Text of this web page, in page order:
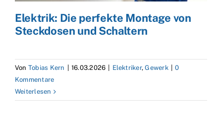
Elektrik: Die perfekte Montage von
Steckdosen und Schaltern
Von Tobias Kern 16.03.2026 Elektriker,Gewerk
0
Kommentare
Weiterlesen